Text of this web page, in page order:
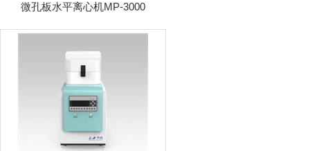
微孔板水平离心机MP-3000